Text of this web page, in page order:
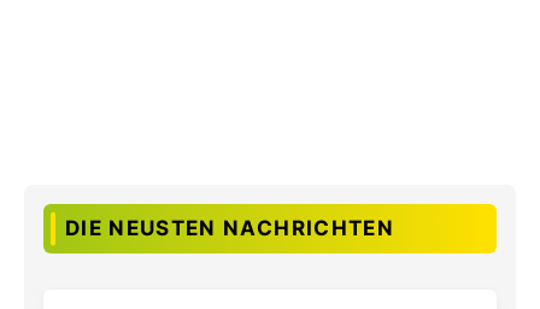
DIE NEUSTEN NACHRICHTEN